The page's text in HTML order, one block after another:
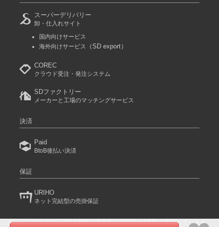
スーパーデリバリー
卸・仕入れサイト
国内向けサービス
海外向けサービス
（SD export）
COREC
クラウド受注・発注システム
SDファクトリー
メーカーと工場のマッチングサービス
決済
Paid
BtoB後払い決済
保証
URIHO
ネット完結型の売掛保証
スーパーデリバリーは個人情報を暗号化して送信するSSLに対応しています。